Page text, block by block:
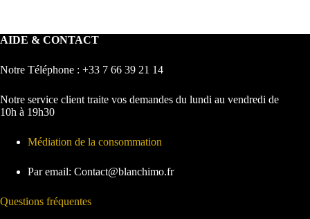
AIDE & CONTACT
Notre Téléphone : +33 7 66 39 21 14
Notre service client traite vos demandes du lundi au vendredi de
10h à 19h30
Médiation de la consommation
Par email: Contact@blanchimo.fr
Questions fréquentes